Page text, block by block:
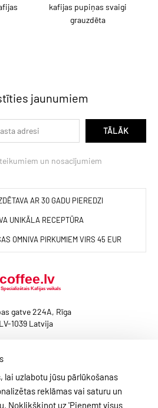
kafijas pupiņas svaigi
grauzdēta
jaunumiem
TĀLĀK
un nosacījumiem
AR 30 GADU PIEREDZI
UNIKĀLA RECEPTŪRA
OMNIVA PIRKUMIEM VIRS 45 EUR
gatve 224A, Rīga
LV-1039 Latvija
lai uzlabotu jūsu pārlūkošanas
reklāmas vai saturu un
Noklikšķinot uz 'Pieņemt visus